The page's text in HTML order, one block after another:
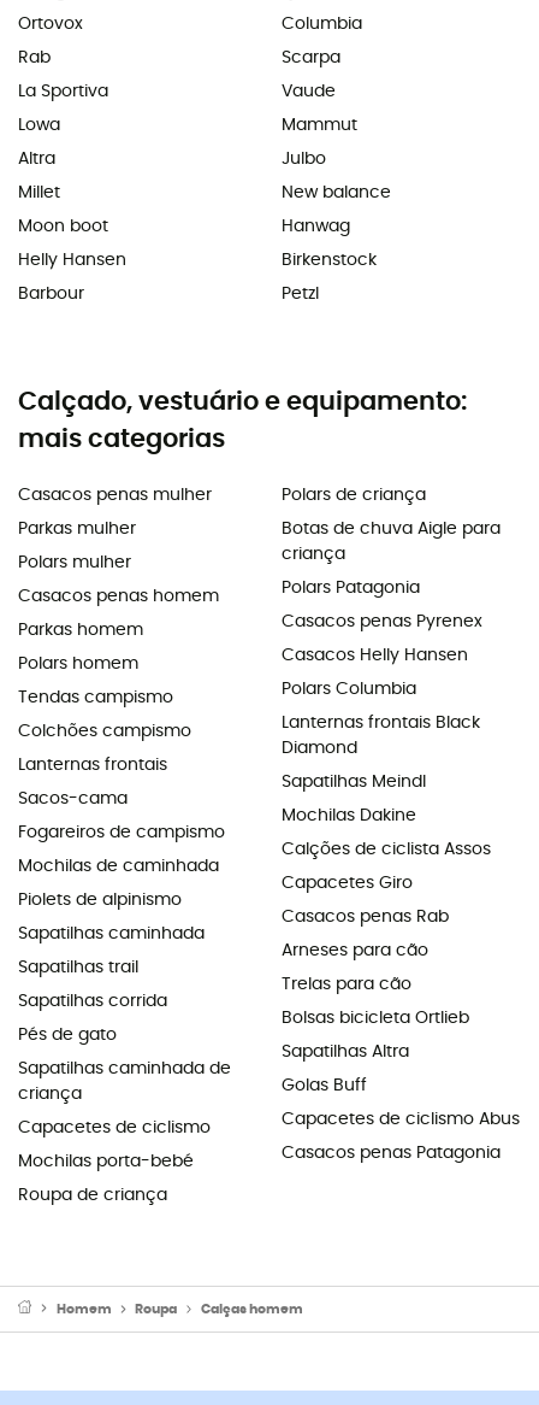
Ortovox
Rab
La Sportiva
Lowa
Altra
Millet
Moon boot
Helly Hansen
Barbour
Columbia
Scarpa
Vaude
Mammut
Julbo
New balance
Hanwag
Birkenstock
Petzl
Calçado, vestuário e equipamento:
mais categorias
Casacos penas mulher
Parkas mulher
Polars mulher
Casacos penas homem
Parkas homem
Polars homem
Tendas campismo
Colchões campismo
Lanternas frontais
Sacos-cama
Fogareiros de campismo
Mochilas de caminhada
Piolets de alpinismo
Sapatilhas caminhada
Sapatilhas trail
Sapatilhas corrida
Pés de gato
Sapatilhas caminhada de
criança
Capacetes de ciclismo
Mochilas porta-bebé
Roupa de criança
Polars de criança
Botas de chuva Aigle para
criança
Polars Patagonia
Casacos penas Pyrenex
Casacos Helly Hansen
Polars Columbia
Lanternas frontais Black
Diamond
Sapatilhas Meindl
Mochilas Dakine
Calções de ciclista Assos
Capacetes Giro
Casacos penas Rab
Arneses para cão
Trelas para cão
Bolsas bicicleta Ortlieb
Sapatilhas Altra
Golas Buff
Capacetes de ciclismo Abus
Casacos penas Patagonia
Homem Roupa Calças homem